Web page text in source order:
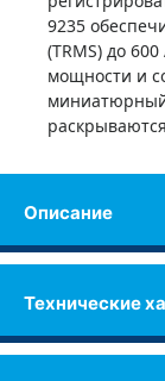
9235
(TRMS) до
мощности и
миниатюрный
Описание
Технические